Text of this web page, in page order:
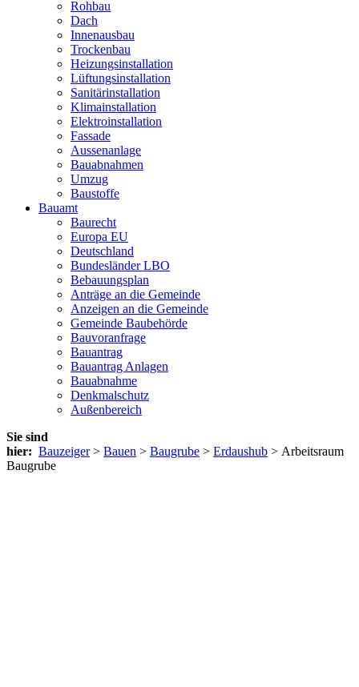
Rohbau
Dach
Innenausbau
Trockenbau
Heizungsinstallation
Lüftungsinstallation
Sanitärinstallation
Klimainstallation
Elektroinstallation
Fassade
Aussenanlage
Bauabnahmen
Umzug
Baustoffe
Bauamt
Baurecht
Europa EU
Deutschland
Bundesländer LBO
Bebauungsplan
Anträge an die Gemeinde
Anzeigen an die Gemeinde
Gemeinde Baubehörde
Bauvoranfrage
Bauantrag
Bauantrag Anlagen
Bauabnahme
Denkmalschutz
Außenbereich
Sie sind
hier: Bauzeiger> Bauen > Baugrube > Erdaushub > Arbeitsraum
Baugrube